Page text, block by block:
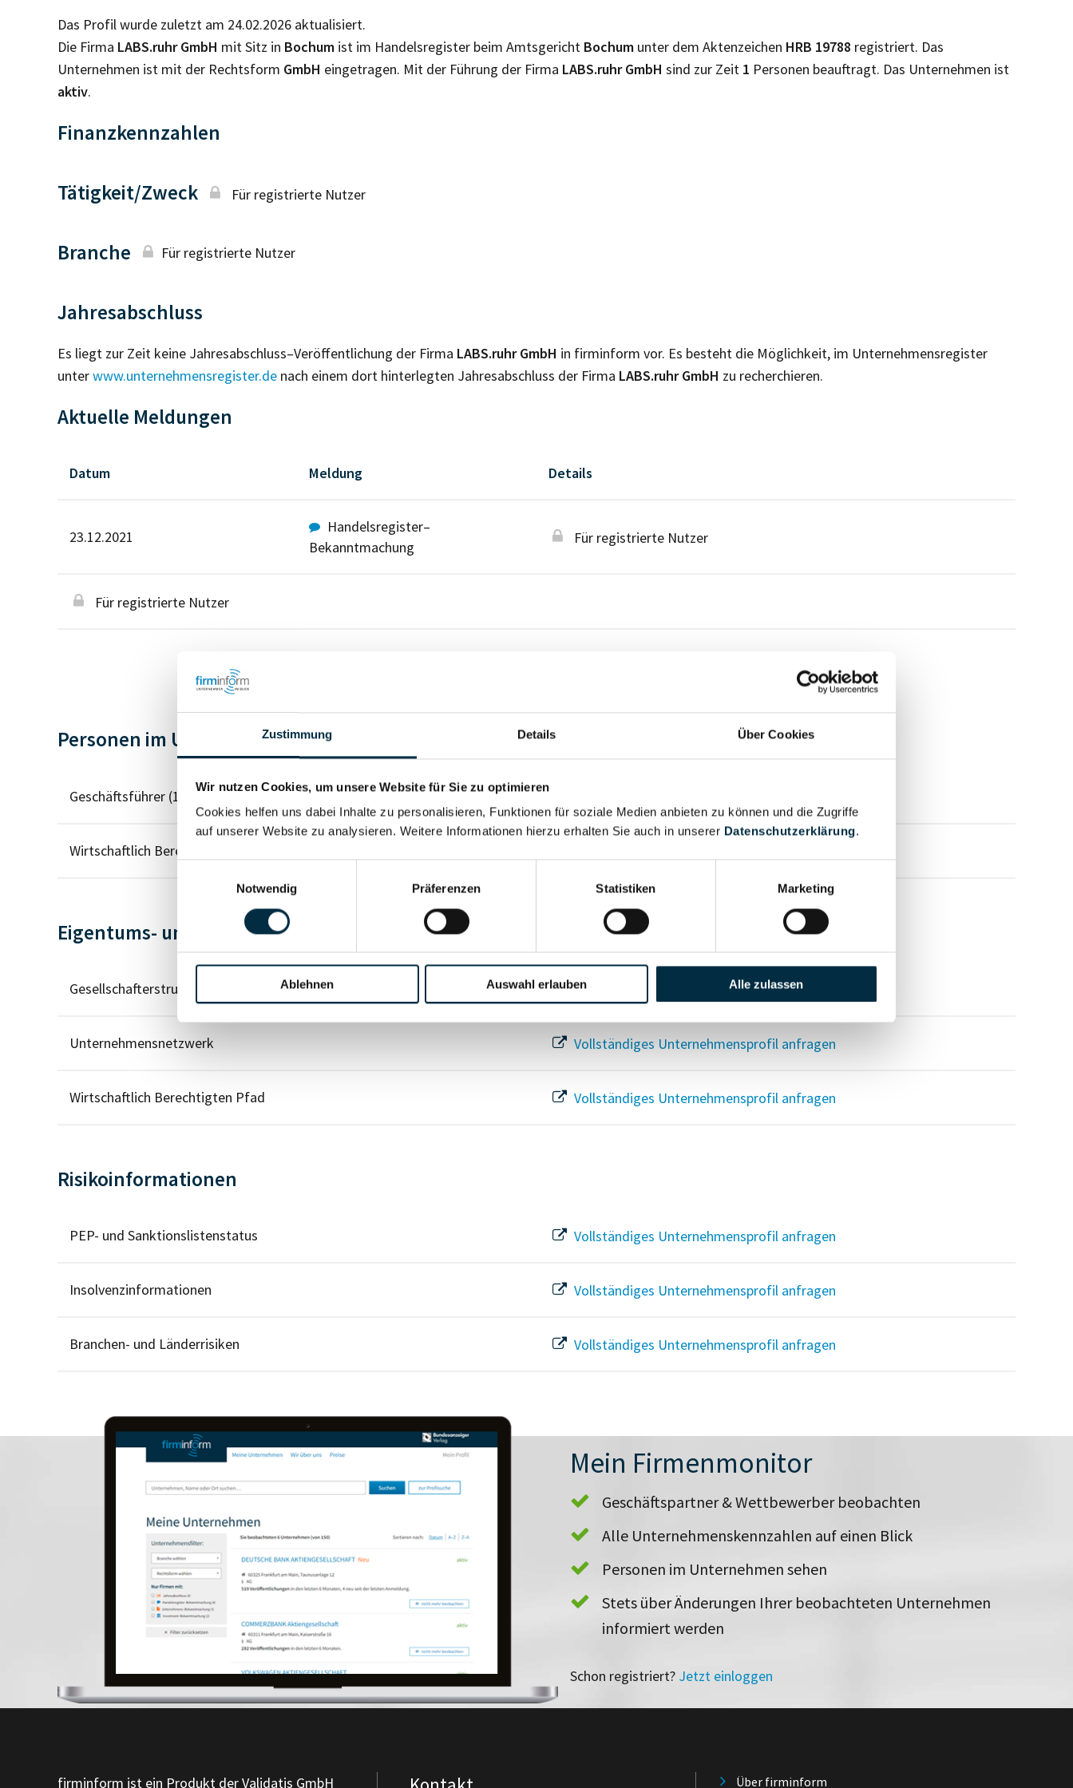
Zustimmung Details Über Cookies
Wir nutzen Cookies, um unsere Website für Sie zu optimieren
Cookies helfen uns dabei Inhalte zu personalisieren, Funktionen für soziale Medien anbieten zu können und die Zugriffe
auf unserer Website zu analysieren. Weitere Informationen hierzu erhalten Sie auch in unserer Datenschutzerklärung.
Notwendig
Präferenzen Statistiken Marketing
Ablehnen Auswahl erlauben Alle zulassen
Das Profil wurde zuletzt am 24.02.2026 aktualisiert.
Die Firma LABS.ruhr GmbH mit Sitz in Bochum ist im Handelsregister beim Amtsgericht Bochum unter dem Aktenzeichen HRB 19788 registriert. Das
Unternehmen ist mit der Rechtsform GmbH eingetragen. Mit der Führung der Firma LABS.ruhr GmbH sind zur Zeit 1 Personen beauftragt. Das Unternehmen ist
aktiv.
Finanzkennzahlen
Tätigkeit/Zweck Für registrierte Nutzer
Branche Für registrierte Nutzer
Jahresabschluss
Es liegt zur Zeit keine Jahresabschluss–Veröffentlichung der Firma LABS.ruhr GmbH in firminform vor. Es besteht die Möglichkeit, im Unternehmensregister
unterwww.unternehmensregister.de nach einem dort hinterlegten Jahresabschluss der Firma LABS.ruhr GmbH zu recherchieren.
Aktuelle Meldungen
Datum Meldung Details
23.12.2021
Handelsregister–
Bekanntmachung
Für registrierte Nutzer
Für registrierte Nutzer
Personen im Unternehmen
Geschäftsführer (1)
Wirtschaftlich Berechtigter
Eigentums- und Kontrollstruktur
Gesellschafterstruktur Vollständiges Unternehmensprofil anfragen
Unternehmensnetzwerk Vollständiges Unternehmensprofil anfragen
Wirtschaftlich Berechtigten Pfad Vollständiges Unternehmensprofil anfragen
Risikoinformationen
PEP- und Sanktionslistenstatus Vollständiges Unternehmensprofil anfragen
Insolvenzinformationen Vollständiges Unternehmensprofil anfragen
Branchen- und Länderrisiken Vollständiges Unternehmensprofil anfragen
Mein Firmenmonitor
Geschäftspartner & Wettbewerber beobachten
Alle Unternehmenskennzahlen auf einen Blick
Personen im Unternehmen sehen
Stets über Änderungen Ihrer beobachteten Unternehmen
informiert werden
Schon registriert? Jetzt einloggen
firminform ist ein Produkt der Validatis GmbH Über firminform